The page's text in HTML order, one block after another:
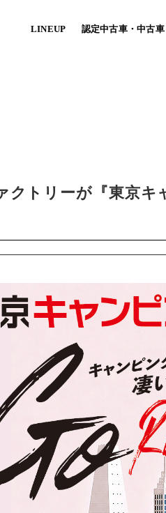
LINEUP 認定中古車・中古車
に楽しめるエントリーモデル。
ワリ」をお届けする、
品ハンドメイドブランド。
クトリーが『東京